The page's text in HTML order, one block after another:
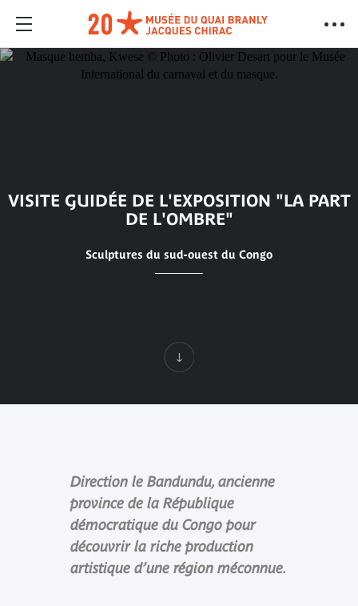
VISITE GUIDÉE DE L'EXPOSITION "LA PART
DE L'OMBRE"
Sculptures du sud-ouest du Congo
Direction le Bandundu, ancienne
province de la République
démocratique du Congo pour
découvrir la riche production
artistique d’une région méconnue.